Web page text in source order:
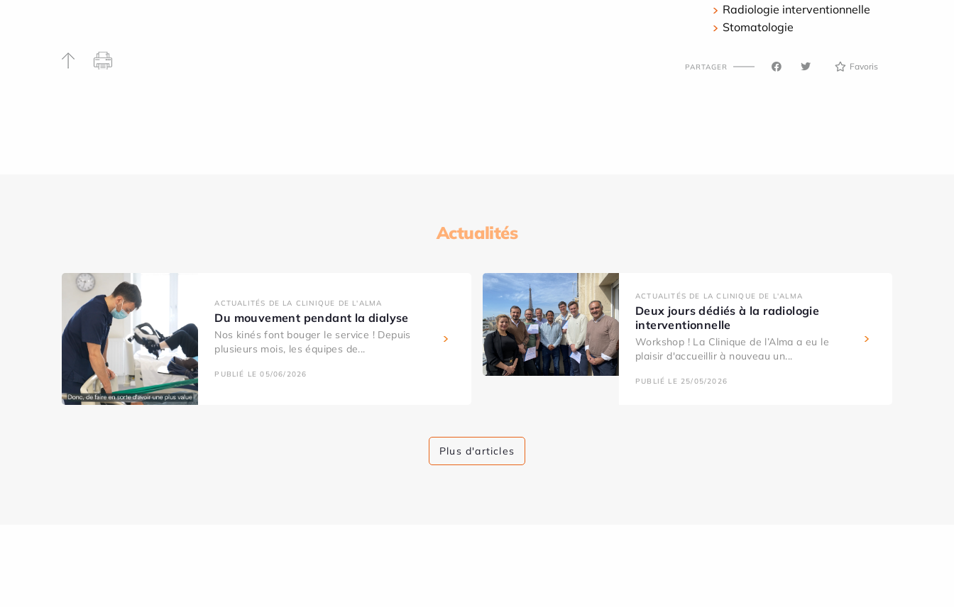
Radiologie interventionnelle
Stomatologie
PARTAGER Favoris
Actualités
ACTUALITÉS DE LA CLINIQUE DE L'ALMA
Du mouvement pendant la dialyse
Nos kinés font bouger le service ! Depuis
plusieurs mois, les équipes de...
PUBLIÉ LE 05/06/2026
ACTUALITÉS DE LA CLINIQUE DE L'ALMA
Deux jours dédiés à la radiologie
interventionnelle
Workshop ! La Clinique de l’Alma a eu le
plaisir d'accueillir à nouveau un...
PUBLIÉ LE 25/05/2026
Plus d'articles